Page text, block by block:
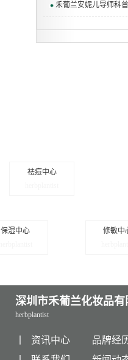
禾葡兰安妮儿导师科
祛痘中心
保湿中心
修敏中
深圳市禾葡兰化妆品有
herbplantist
资讯中心
品牌经